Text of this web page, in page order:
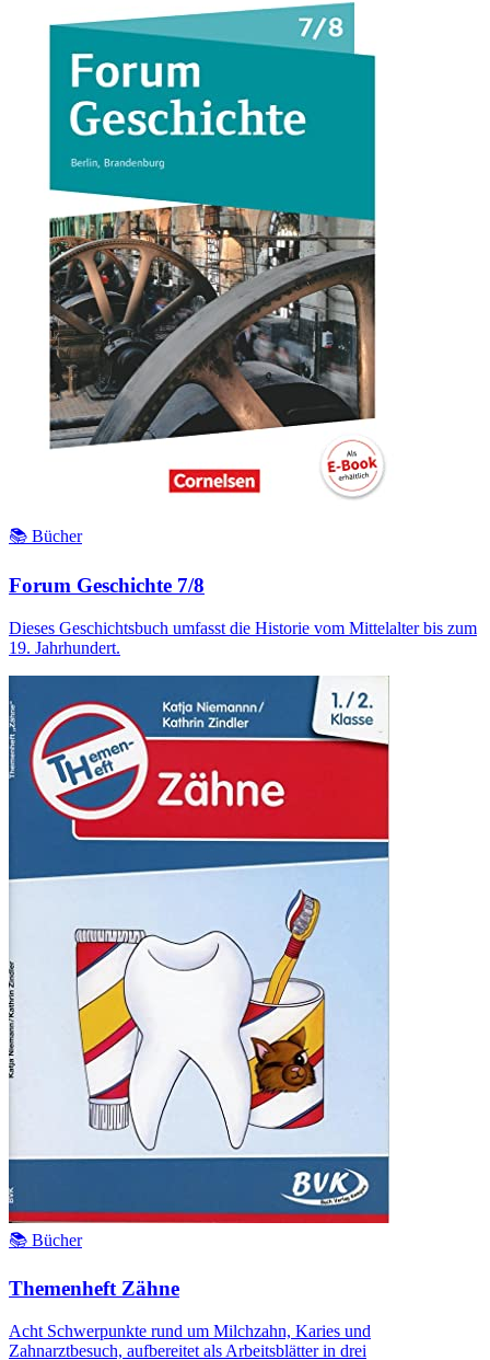
📚 Bücher
Forum Geschichte 7/8
Dieses Geschichtsbuch umfasst die Historie vom Mittelalter bis zum
19. Jahrhundert.
📚 Bücher
Themenheft Zähne
Acht Schwerpunkte rund um Milchzahn, Karies und
Zahnarztbesuch, aufbereitet als Arbeitsblätter in drei